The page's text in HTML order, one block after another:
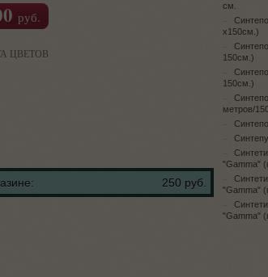
руб.
ЦВЕТОВ
250 руб.
см.
х150см.)
150см.)
150см.)
метров/
"Gamma"
"Gamma"
"Gamma"